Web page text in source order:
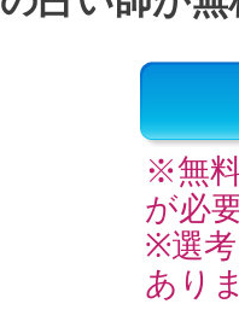
※無
が必
※選
あり